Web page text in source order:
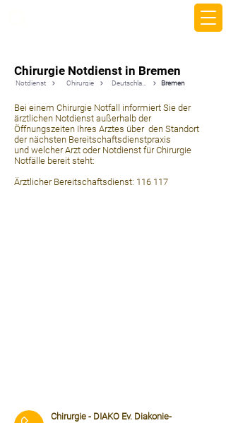
Chirurgie Notdienst in Bremen
Notdienst Chirurgie Bremen
Bei einem Chirurgie Notfall informiert Sie der
ärztlichen Notdienst außerhalb der
Öffnungszeiten Ihres Arztes über den Standort
der nächsten Bereitschaftsdienstpraxis
und welcher Arzt oder Notdienst für Chirurgie
Notfälle bereit steht:
Ärztlicher Bereitschaftsdienst: 116 117
Chirurgie - DIAKO Ev. Diakonie-